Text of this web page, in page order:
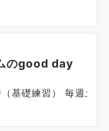
のgood day
基礎練習） 毎週土